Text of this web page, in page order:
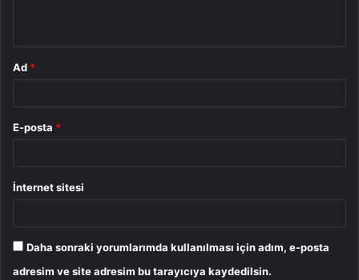
Ad *
E-posta *
İnternet sitesi
Daha sonraki yorumlarımda kullanılması için adım, e-posta
adresim ve site adresim bu tarayıcıya kaydedilsin.